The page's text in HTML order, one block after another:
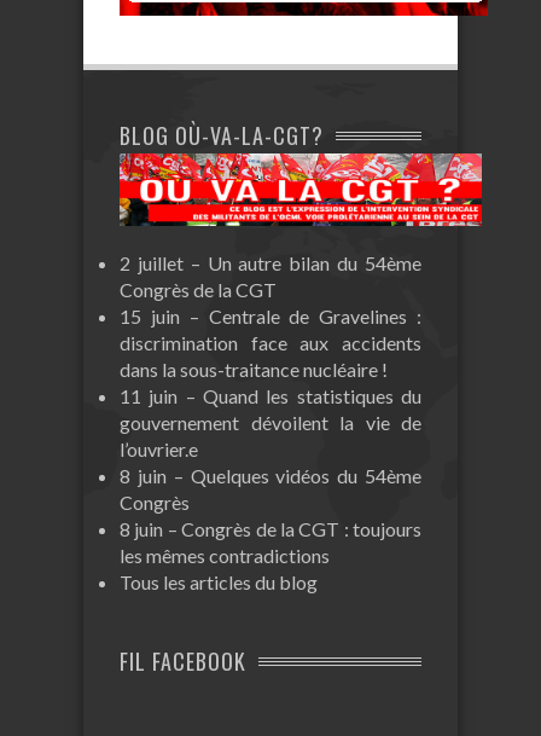
BLOG OÙ-VA-LA-CGT?
2 juillet – Un autre bilan du 54ème
Congrès de la CGT
15 juin – Centrale de Gravelines :
discrimination face aux accidents
dans la sous-traitance nucléaire !
11 juin – Quand les statistiques du
gouvernement dévoilent la vie de
l’ouvrier.e
8 juin – Quelques vidéos du 54ème
Congrès
8 juin – Congrès de la CGT : toujours
les mêmes contradictions
Tous les articles du blog
FIL FACEBOOK